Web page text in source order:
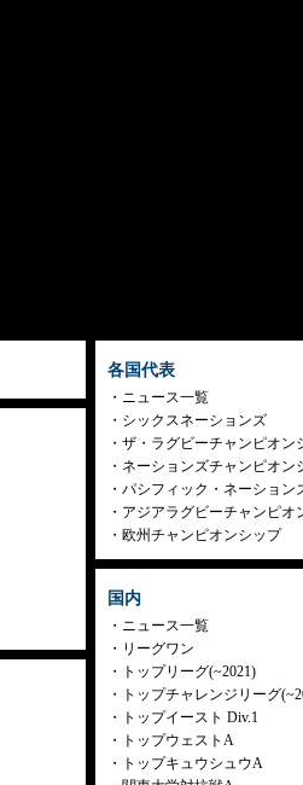
各国代表
ニュース一覧
シックスネーションズ
ザ・ラグビーチャンピオン
ネーションズチャンピオン
パシフィック・ネーション
アジアラグビーチャンピオ
欧州チャンピオンシップ
国内
ニュース一覧
リーグワン
トップリーグ(~2021)
トップチャレンジリーグ
トップイースト Div.1
トップウェストA
トップキュウシュウA